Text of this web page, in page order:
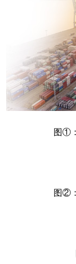
图①
图②